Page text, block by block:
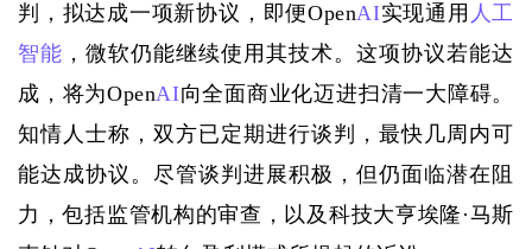
判，拟达成一项新协议，即便OpenAI实现通用 人工
智能 ，微软仍能继续使用其技术。这项协议若能达
成，将为OpenAI向全面商业化迈进扫清一大障碍。
知情人士称，双方已定期进行谈判，最快几周内可
能达成协议。尽管谈判进展积极，但仍面临潜在阻
力，包括监管机构的审查，以及科技大亨埃隆·马斯